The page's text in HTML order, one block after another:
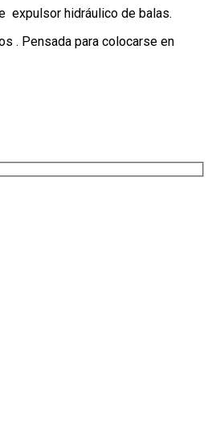
expulsor hidráulico de balas.
. Pensada para colocarse en